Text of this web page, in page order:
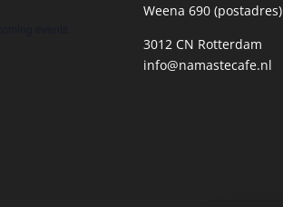
Weena 690 (postadres)
3012 CN Rotterdam
info@namastecafe.nl